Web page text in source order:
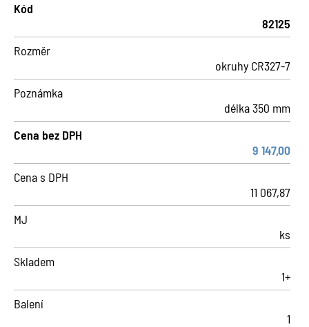
Kód
82125
Rozměr
okruhy CR327-7
Poznámka
délka 350 mm
Cena bez DPH
9 147,00
Cena s DPH
11 067,87
MJ
ks
Skladem
1+
Balení
1